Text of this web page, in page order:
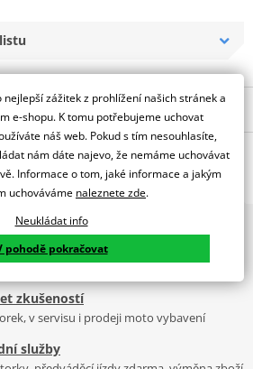
TENERE 700 2019-2020
plexiskla pro YAMAHA TENERE 700
aerodynamiku za každé situace po
jednoduché ovládání pomocí
na které není potřeba žádné
posunout až o 100 mm.
je možné zvýšit o 80 mm na rychlých
o 20 mm ve městě či off roadu. Jeho
do 15 minut.
ve Španělsku. Vyrábí se ve městě
na ploše 8 000 m² v objektu, který se
a kovových součástek. Již 40
závodů motocyklů po celém světě. V
a příslušenství například: plexi,
dalšího.
značky PUIG
showroom
servis, oblečení, doplňky i náhradní
a Liberci
zkušeností
v servisu i prodeji moto vybavení
služby
zážitek z prohlížení našich stránek a
e-shopu. K tomu potřebujeme uchovat
náš web. Pokud s tím nesouhlasíte,
nám dáte najevo, že nemáme uchovávat
Informace o tom, jaké informace a jakým
uchováváme naleznete zde.
Neukládat info
pohodě pokračovat